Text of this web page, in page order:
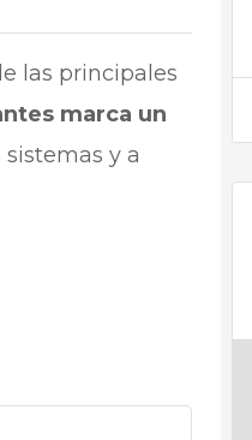
las principales
marca un
y a